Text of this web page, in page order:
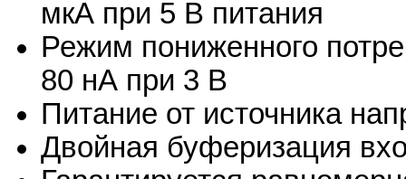
мкА при 5 В питания
Режим пониженного
80 нА при 3 В
Питание от источника
Двойная буферизация